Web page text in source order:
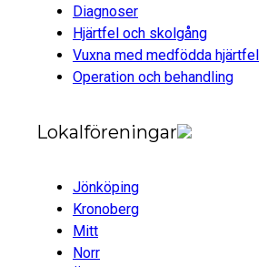
Diagnoser
Hjärtfel och skolgång
Vuxna med medfödda hjärtfel
Operation och behandling
Lokalföreningar
Jönköping
Kronoberg
Mitt
Norr